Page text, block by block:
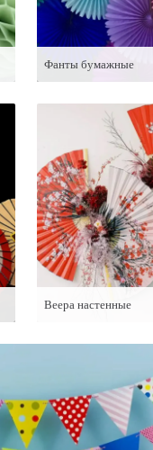
Фанты бумажные
Веера настенные